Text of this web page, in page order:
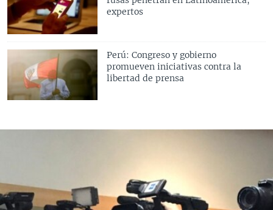
expertos
Perú: Congreso y gobierno
promueven iniciativas contra la
libertad de prensa